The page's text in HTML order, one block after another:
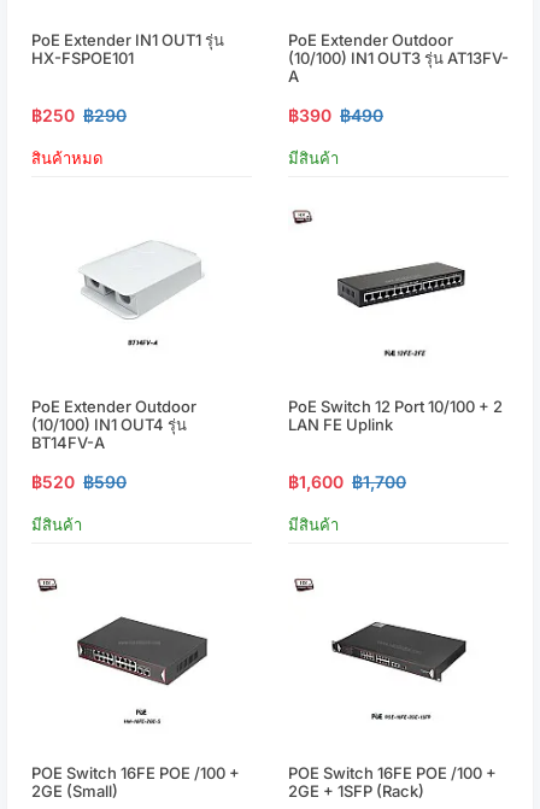
PoE Extender IN1 OUT1 รุ่น
HX-FSPOE101
฿250 ฿290
สินค้าหมด
PoE Extender Outdoor
(10/100) IN1 OUT3 รุ่น AT13FV-
A
฿390 ฿490
มีสินค้า
PoE Extender Outdoor
(10/100) IN1 OUT4 รุ่น
BT14FV-A
฿520 ฿590
มีสินค้า
PoE Switch 12 Port 10/100 + 2
LAN FE Uplink
฿1,600 ฿1,700
มีสินค้า
POE Switch 16FE POE /100 +
2GE (small)
POE Switch 16FE POE /100 +
2GE + 1SFP (Rack)